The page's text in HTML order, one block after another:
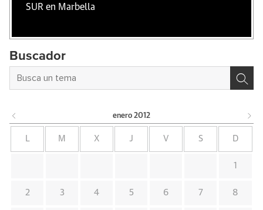
SUR en Marbella
Buscador
enero 2012
L M X J V S D
1
2 3 4 5 6 7 8